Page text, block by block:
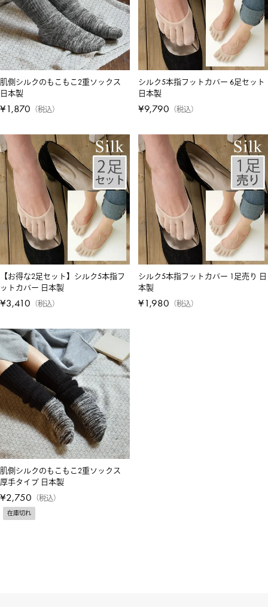
肌側シルクのもこもこ2重ソックス
日本製
¥1,870 税込
シルク5本指フットカバー 6足セット
日本製
¥9,790 税込
【お得な2足セット】シルク5本指フ
ットカバー 日本製
¥3,410 税込
シルク5本指フットカバー 1足売り 日
本製
¥1,980 税込
肌側シルクのもこもこ2重ソックス
厚手タイプ 日本製
¥2,750 税込
在庫切れ